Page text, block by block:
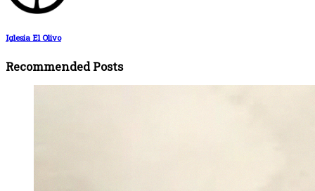
Iglesia El Olivo
Recommended Posts